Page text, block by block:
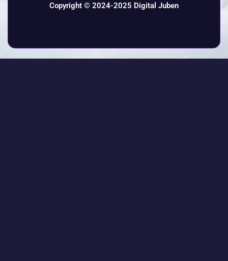
Copyright © 2024-2025 Digital Juben